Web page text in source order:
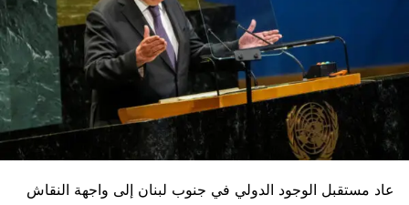
عاد مستقبل الوجود الدولي في جنوب لبنان إلى واجهة النقاش